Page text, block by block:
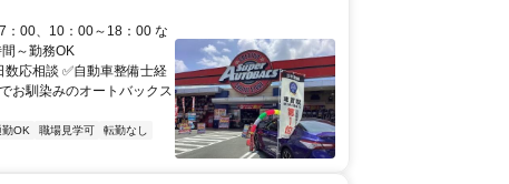
：00、10：00～18：00 な
～勤務OK
応相談 ✅自動車整備士経
お馴染みのオートバックス
勤OK 職場見学可
転勤なし